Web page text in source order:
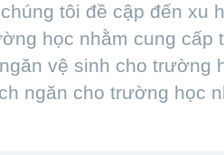
tôi đề cập đến xu
học nhằm cung cấp
vệ sinh cho trường
ngăn cho trường học